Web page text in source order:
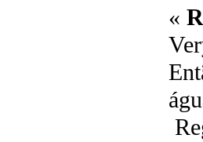
«